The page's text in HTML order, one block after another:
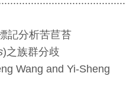
記分析苦苣苔
)之族群分歧
Wang and Yi-Sheng